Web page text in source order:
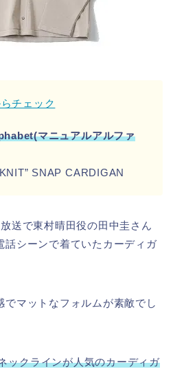
チェック
マニュアルアルファ
SNAP CARDIGAN
送で東村晴田役の田中圭さん
話シーンで着ていたカーディガ
マットなフォルムが素敵でし
ックラインが人気のカーディガ